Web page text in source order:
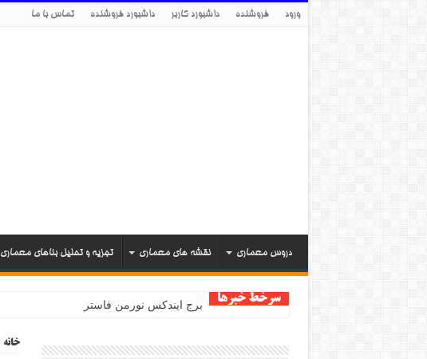
ورود فروشنده داشبورد کاربر داشبورد فروشنده تماس با ما
دروس معماری نقشه های معماری تجزیه و تحلیل بناهای معماری
سرخط خبرها برج ایندکس نورمن فاستر
خانه